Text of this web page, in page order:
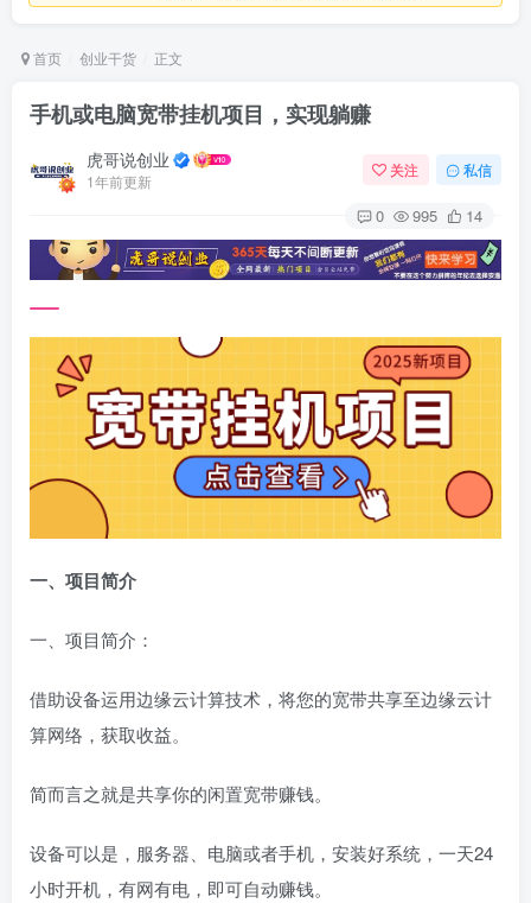
首页 创业干货 正文
手机或电脑宽带挂机项目，实现躺赚
虎哥说创业
1年前更新
关注 私信
0 995 14
一、项目简介
一、项目简介：
借助设备运用边缘云计算技术，将您的宽带共享至边缘云计
算网络，获取收益。
简而言之就是共享你的闲置宽带赚钱。
设备可以是，服务器、电脑或者手机，安装好系统，一天24
小时开机，有网有电，即可自动赚钱。